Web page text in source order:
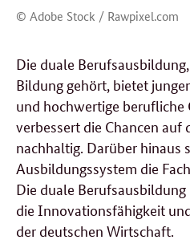
© Adobe Stock / Rawpixel.com
Die duale
Bildung gehört, bietet
und hochwertige berufliche
verbessert die Chancen auf
nachhaltig. Darüber hinaus
Ausbildungssystem die
Die duale
die Innovationsfähigkeit
der deutschen Wirtschaft.